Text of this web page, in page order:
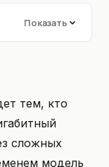
Показать
тем, кто
сложных
модель